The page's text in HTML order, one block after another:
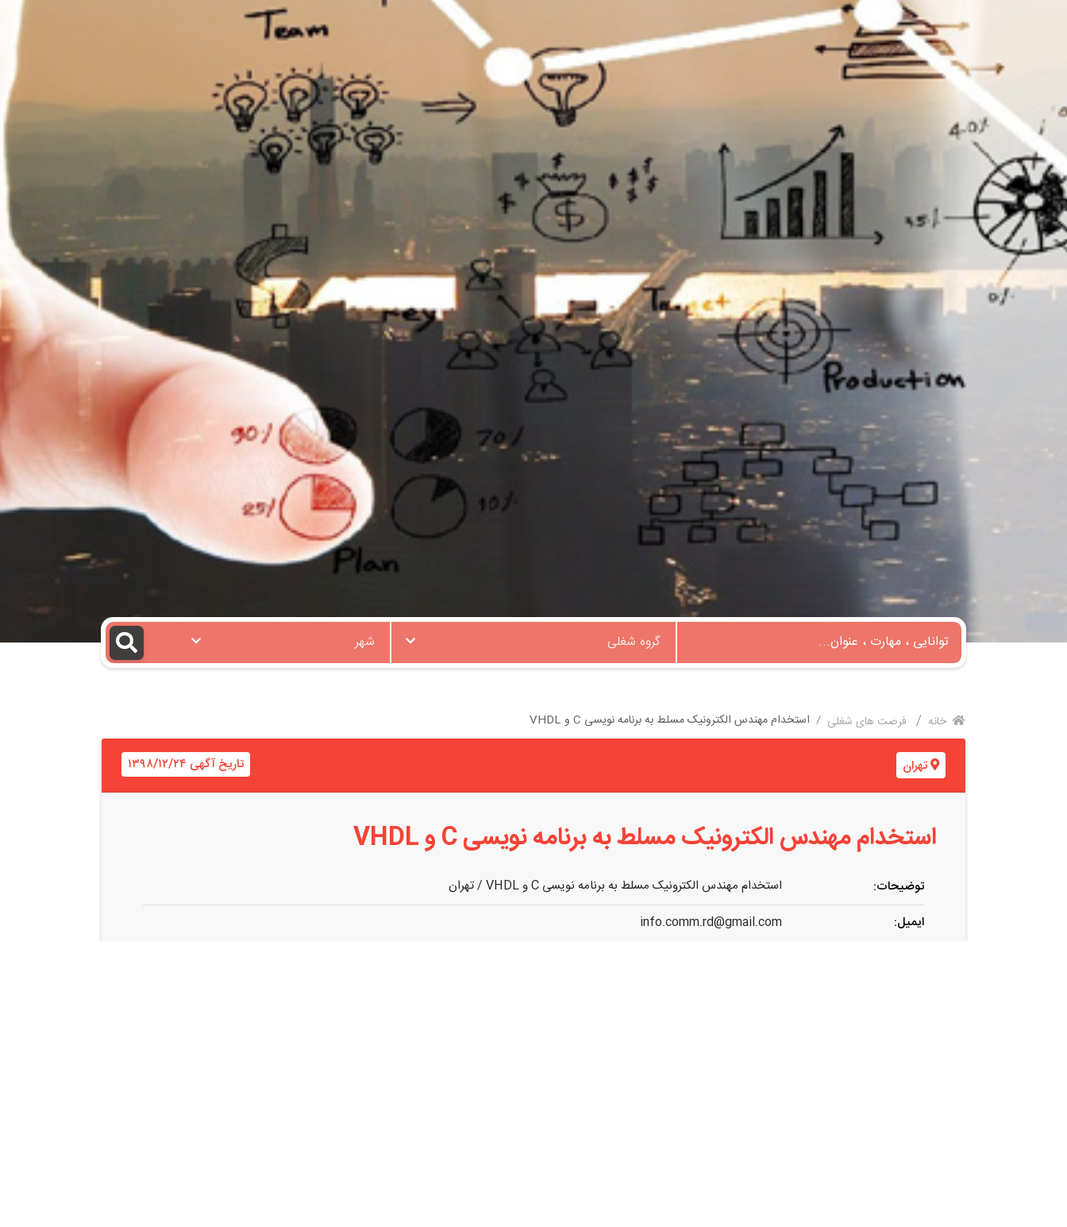
گروه شغلی شهر
خانه فرصت های شغلی استخدام مهندس الکترونیک مسلط به برنامه نویسی C و VHDL
تهران تاریخ آگهی ۱۳۹۸/۱۲/۲۴
استخدام مهندس الکترونیک مسلط به برنامه نویسی C و VHDL
توضیحات:
استخدام مهندس الکترونیک مسلط به برنامه نویسی C و VHDL / تهران
ایمیل:
info.comm.rd@gmail.com